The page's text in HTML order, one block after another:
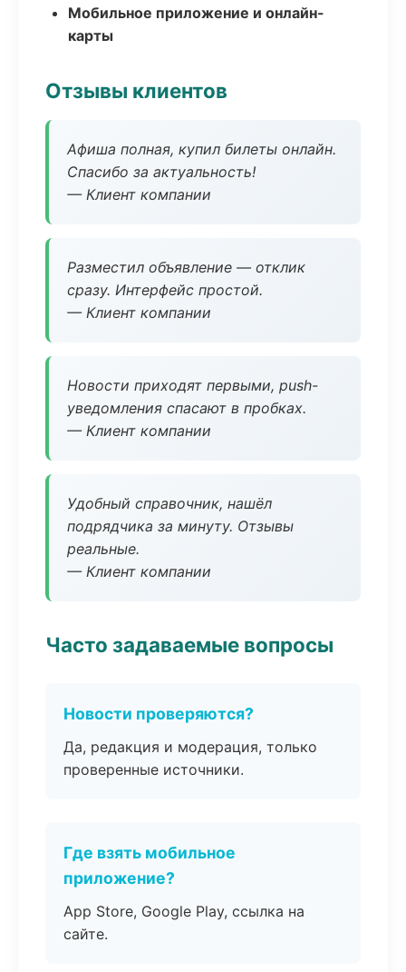
Мобильное приложение и онлайн-
карты
Отзывы клиентов
Афиша полная, купил билеты онлайн.
Спасибо за актуальность!
— Клиент компании
Разместил объявление — отклик
сразу. Интерфейс простой.
— Клиент компании
Новости приходят первыми, push-
уведомления спасают в пробках.
— Клиент компании
Удобный справочник, нашёл
подрядчика за минуту. Отзывы
реальные.
— Клиент компании
Часто задаваемые вопросы
Новости проверяются?
Да, редакция и модерация, только
проверенные источники.
Где взять мобильное
приложение?
App Store, Google Play, ссылка на
сайте.